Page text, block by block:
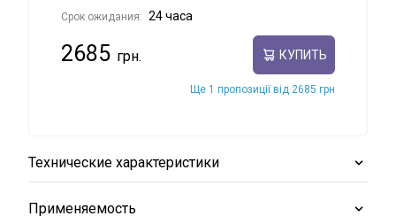
Срок ожидания: 24 часа
2685 КУПИТЬ
Ще 1 пропозиції від 2685 грн
Технические характеристики
Применяемость